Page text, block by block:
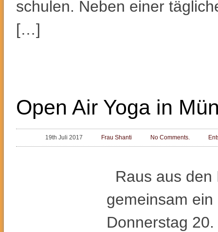
schulen. Neben einer
[…]
Open Air Yoga in
19th Juli 2017 Frau Shanti No Comments.
Raus aus den
gemeinsam
Donnerstag